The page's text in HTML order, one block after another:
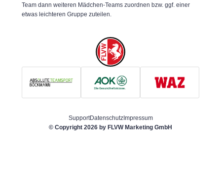
Team dann weiteren Mädchen-Teams zuordnen bzw. ggf. einer
etwas leichteren Gruppe zuteilen.
SupportDatenschutzImpressum
© Copyright 2026 by FLVW Marketing GmbH